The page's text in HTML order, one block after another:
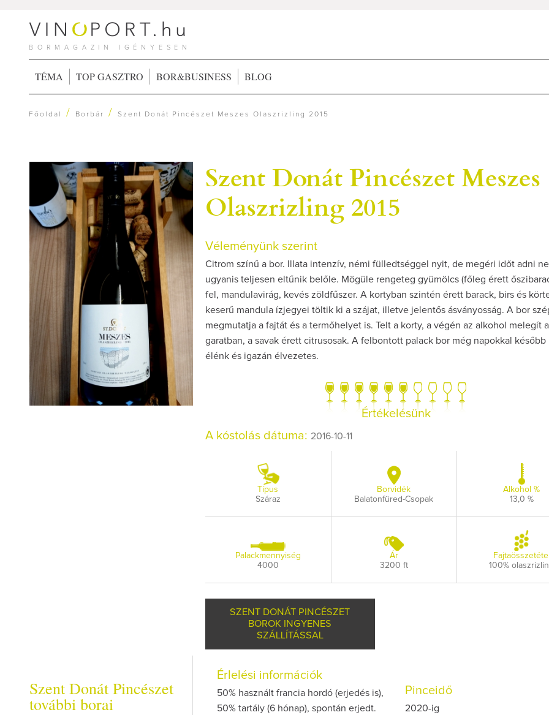
BORMAGAZIN IGÉNYESEN
TÉMA TOP GASZTRO BOR&BUSINESS BLOG
Főoldal / Borbár /Szent Donát Pincészet Meszes Olaszrizling 2015
Szent Donát Pincészet Meszes
Olaszrizling 2015
Véleményünk szerint
Citrom színű a bor. Illata intenzív, némi fülledtséggel nyit, de megéri időt adni
ugyanis teljesen eltűnik belőle. Mögüle rengeteg gyümölcs (főleg érett
fel, mandulavirág, kevés zöldfűszer. A kortyban szintén érett barack, birs és
keserű mandula ízjegyei töltik ki a szájat, illetve jelentős ásványosság. A bor
megmutatja a fajtát és a termőhelyet is. Telt a korty, a végén az alkohol melegít a
garatban, a savak érett citrusosak. A felbontott palack bor még napokkal később
élénk és igazán élvezetes.
Értékelésünk
A kóstolás dátuma: 2016-10-11
Típus
Száraz
Borvidék
Balatonfüred-Csopak
Alkohol %
13,0 %
Palackmennyiség
4000
Ár
3200 ft
100%
SZENT DONÁT PINCÉSZET
BOROK INGYENES
SZÁLLÍTÁSSAL
Szent Donát Pincészet
további borai
Érlelési információk
50% használt francia hordó (erjedés is),
50% tartály (6 hónap), spontán erjedt.
Pinceidő
2020-ig